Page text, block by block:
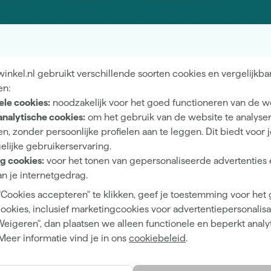
gebruikt verschillende soorten cookies en
cookies: noodzakelijk voor het goed functioneren van de
cookies: om het gebruik van de website te
zonder persoonlijke profielen aan te leggen. Dit biedt voor
gebruikerservaring.
cookies: voor het tonen van gepersonaliseerde advertenties
je internetgedrag.
accepteren" te klikken, geef je toestemming voor het
inclusief marketingcookies voor
dan plaatsen we alleen functionele en beperkt
informatie vind je in ons cookiebeleid.
van Nederland.
wat je project ook is.
Showroom in
Maandag t/m vrijdag